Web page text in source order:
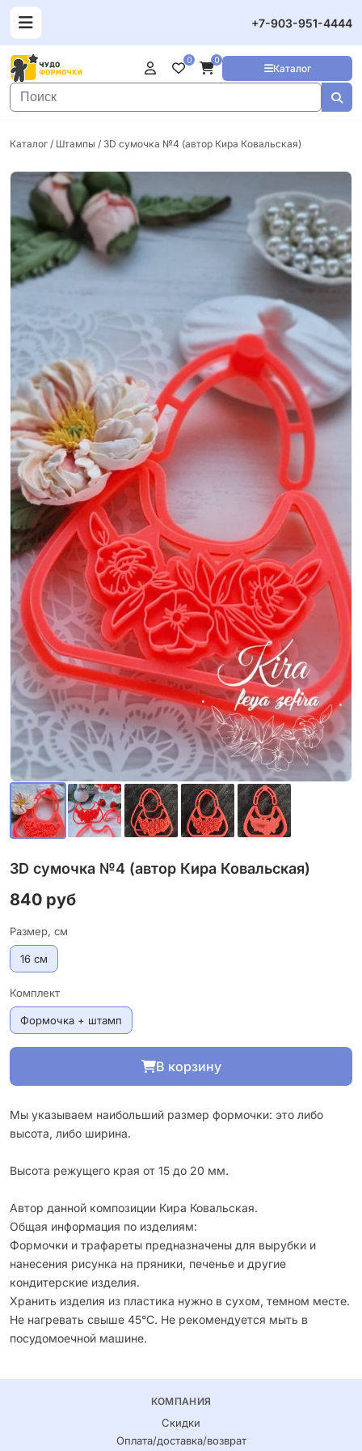
+7-903-951-4444
Каталог
0 0
Каталог / Штампы / 3D cумочка №4 (автор Кира Ковальская)
3D cумочка №4 (автор Кира Ковальская)
840 руб
Размер, см
16 см
Комплект
Формочка + штамп
В корзину
Мы указываем наибольший размер формочки: это либо
высота, либо ширина.
Высота режущего края от 15 до 20 мм.
Автор данной композиции Кира Ковальская.
Общая информация по изделиям:
Формочки и трафареты предназначены для вырубки и
нанесения рисунка на пряники, печенье и другие
кондитерские изделия.
Хранить изделия из пластика нужно в сухом, темном месте.
Не нагревать свыше 45°С. Не рекомендуется мыть в
посудомоечной машине.
КОМПАНИЯ
Скидки
Оплата/доставка/возврат